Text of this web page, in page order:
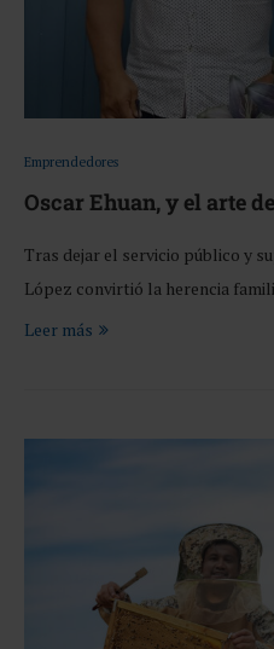
Emprendedores
Oscar Ehuan, y el arte
Tras dejar el servicio público y
López convirtió la herencia
Leer más